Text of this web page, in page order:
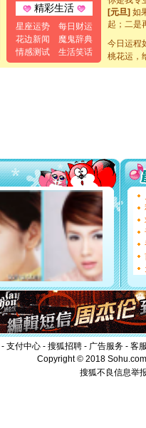
精彩生活
星座运势
每日财运
花边新闻
魔鬼辞典
情感测试
生活笑话
[元旦]如
起；二是
离。水晶
[元旦]当
泣，这痛
卖了。水
你太多，
要平安
[圣诞节]
能正大
都要快乐
[圣诞节]
如意,快
[元旦]
看
断电。
你是我
[元旦]如
起；二是
离。水晶
[元旦]当
泣，这痛
卖了。水
[春节] 风
颜！冬去
今日运程
桃花运，
- 支付中心 - 搜狐招聘 - 广告服务 - 客
Copyright © 2018
搜狐不良信息举